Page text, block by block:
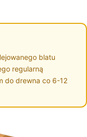
blatu
regularną
do drewna co 6-12